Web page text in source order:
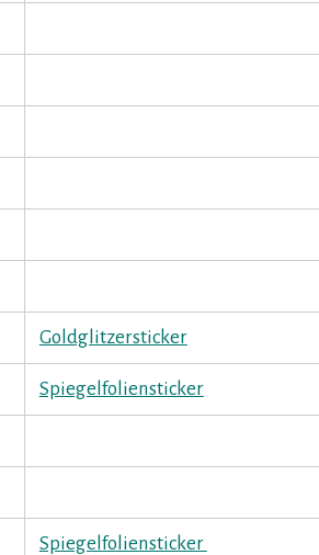
Goldglitzersticker
Spiegelfoliensticker
Spiegelfoliensticker